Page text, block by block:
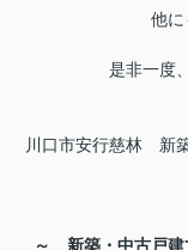
他に
是非一度
川口市安行慈林
～ 新築・中古戸建